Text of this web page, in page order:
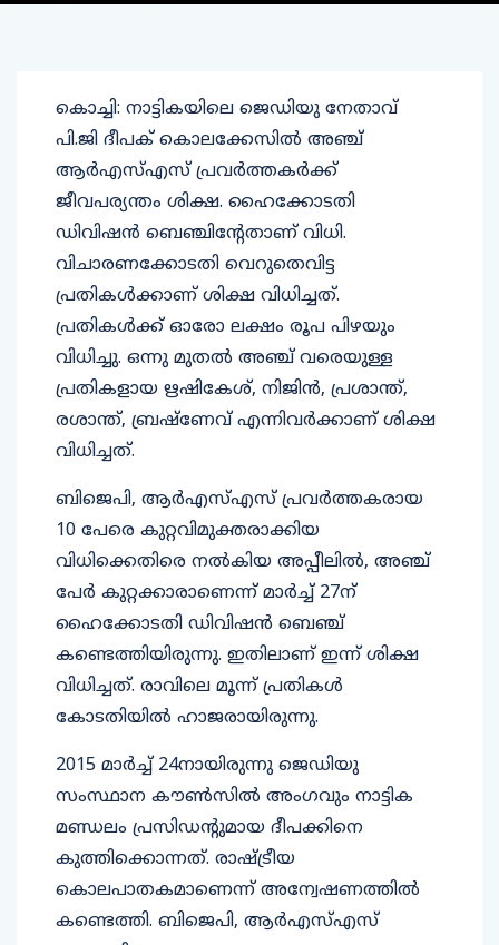
കൊച്ചി: നാട്ടികയിലെ ജെഡിയു നേതാവ്
പി.ജി ദീപക് കൊലക്കേസില്‍ അഞ്ച്
ആര്‍എസ്എസ് പ്രവര്‍ത്തകര്‍ക്ക്
ജീവപര്യന്തം ശിക്ഷ. ഹൈക്കോടതി
ഡിവിഷന്‍ ബെഞ്ചിന്റേതാണ് വിധി.
വിചാരണക്കോടതി വെറുതെവിട്ട
പ്രതികള്‍ക്കാണ് ശിക്ഷ വിധിച്ചത്.
പ്രതികള്‍ക്ക് ഓരോ ലക്ഷം രൂപ പിഴയും
വിധിച്ചു. ഒന്നു മുതല്‍ അഞ്ച് വരെയുള്ള
പ്രതികളായ ഋഷികേശ്, നിജിന്‍, പ്രശാന്ത്,
രശാന്ത്, ബ്രഷ്ണേവ് എന്നിവര്‍ക്കാണ് ശിക്ഷ
വിധിച്ചത്.
ബിജെപി, ആര്‍എസ്എസ് പ്രവര്‍ത്തകരായ
10 പേരെ കുറ്റവിമുക്തരാക്കിയ
വിധിക്കെതിരെ നല്‍കിയ അപ്പീലില്‍, അഞ്ച്
പേര്‍ കുറ്റക്കാരാണെന്ന് മാര്‍ച്ച് 27ന്
ഹൈക്കോടതി ഡിവിഷന്‍ ബെഞ്ച്
കണ്ടെത്തിയിരുന്നു. ഇതിലാണ് ഇന്ന് ശിക്ഷ
വിധിച്ചത്. രാവിലെ മൂന്ന് പ്രതികള്‍
കോടതിയില്‍ ഹാജരായിരുന്നു.
2015 മാര്‍ച്ച് 24നായിരുന്നു ജെഡിയു
സംസ്ഥാന കൗണ്‍സില്‍ അംഗവും നാട്ടിക
മണ്ഡലം പ്രസിഡന്റുമായ ദീപക്കിനെ
കുത്തിക്കൊന്നത്. രാഷ്ട്രീയ
കൊലപാതകമാണെന്ന് അന്വേഷണത്തില്‍
കണ്ടെത്തി. ബിജെപി, ആര്‍എസ്എസ്